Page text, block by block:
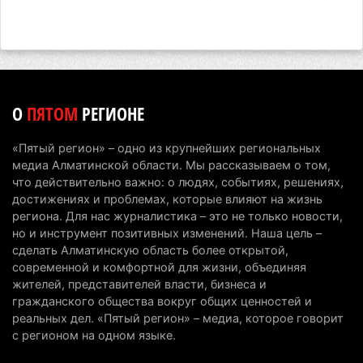
мировом рейтинге благополучия
Казахстан может начать выпуск экологичного
топлива для самолетов: пилотный проект
запустят в Алатау
5 августа 2026 г. 12:32 192
Туриста с тяжелыми травмами эвакуировали в
горах Алматинской области после камнепада
5 августа 2026 г. 11:23 162
ОПЯТОМ РЕГИОНЕ
«Пятый регион» – одно из крупнейших региональных
медиа Алматинской области. Мы рассказываем о том,
что действительно важно: о людях, событиях, решениях,
достижениях и проблемах, которые влияют на жизнь
региона. Для нас журналистика – это не только новости,
но и инструмент позитивных изменений. Наша цель –
сделать Алматинскую область более открытой,
современной и комфортной для жизни, объединяя
жителей, представителей власти, бизнеса и
гражданского общества вокруг общих ценностей и
реальных дел. «Пятый регион» – медиа, которое говорит
с регионом на одном языке.